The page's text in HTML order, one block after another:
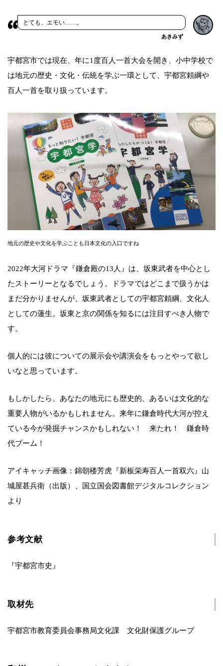
とても、エモい……。
あきみず
宇都宮市では現在、年に1度百人一首大会を開き、小中学校で
は地元の歴史・文化・伝統を学ぶ一環として、宇都宮頼綱や
百人一首を取り扱っています。
地元の歴史や文化を学ぶことも日本文化の入口ですね
2022年大河ドラマ『鎌倉殿の13人』は、坂東武者を中心とし
たストーリーとなるでしょう。ドラマではどこまで扱うかは
まだ分かりませんが、坂東武者としての宇都宮頼綱、文化人
としての蓮生。坂東と京の関係を知るには注目すべき人物で
す。
個人的には彼についての展示会や講演会をもっとやって欲し
いなと思っています。
もしかしたら、あなたの地元にも歴史的、あるいは文化的な
重要人物がいるかもしれません。来年に鎌倉時代大河が控え
ている今が発掘チャンスかもしれない！ 来たれ！ 鎌倉時
代ブーム！
アイキャッチ画像：錦朝楼芳虎『新板栄寿百人一首双六』山
城屋甚兵衛（出版）、国立国会図書館デジタルコレクション
より
参考文献
『宇都宮市史』
取材先
宇都宮市教育委員会事務局文化課 文化財保護グループ